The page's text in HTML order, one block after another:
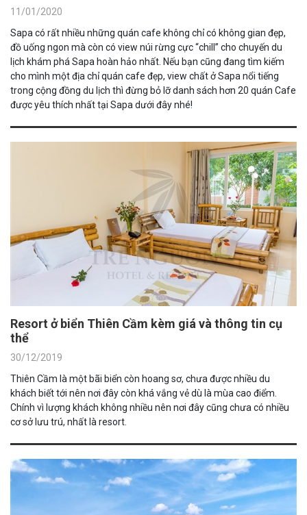
11/01/2020
Sapa có rất nhiều những quán cafe không chỉ có không gian đẹp,
đồ uống ngon mà còn có view núi rừng cực “chill” cho chuyến du
lịch khám phá Sapa hoàn hảo nhất. Nếu bạn cũng đang tìm kiếm
cho mình một địa chỉ quán cafe đẹp, view chất ở Sapa nổi tiếng
trong cộng đồng du lịch thì đừng bỏ lỡ danh sách hơn 20 quán Cafe
được yêu thích nhất tại Sapa dưới đây nhé!
Resort ở biển Thiên Cầm kèm giá và thông tin cụ
thể
30/12/2019
Thiên Cầm là một bãi biển còn hoang sơ, chưa được nhiều du
khách biết tới nên nơi đây còn khá vắng vẻ dù là mùa cao điểm.
Chính vì lượng khách không nhiều nên nơi đây cũng chưa có nhiều
cơ sở lưu trú, nhất là resort.